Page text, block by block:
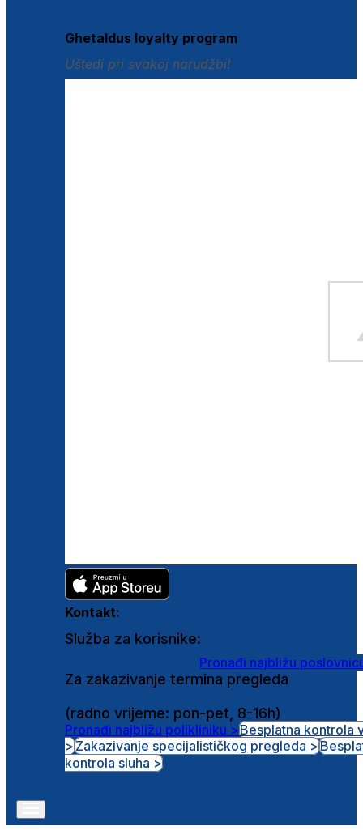
Ghetaldus loyalty program
Uštedi pri svakoj narudžbi!
Kontakt:
Služba za korisnike:
Pronađi najbližu
Za zakazivanje termina pregleda
(radno vrijeme: pon-pet, 8-16h)
Pronađi najbližu polikliniku >Besplatna kontrola
>Zakazivanje specijalističkog pregleda >
kontrola sluha >